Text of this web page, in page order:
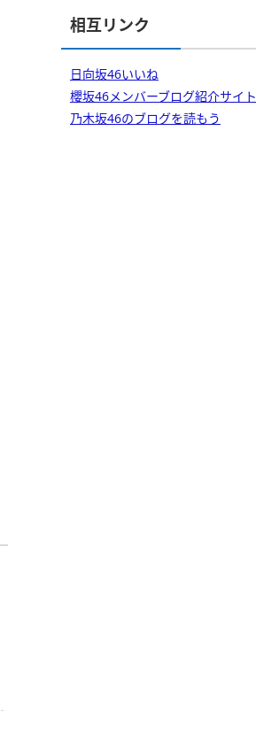
相互リンク
日向坂46いいね
櫻坂46メンバーブログ紹介サイト
乃木坂46のブログを読もう